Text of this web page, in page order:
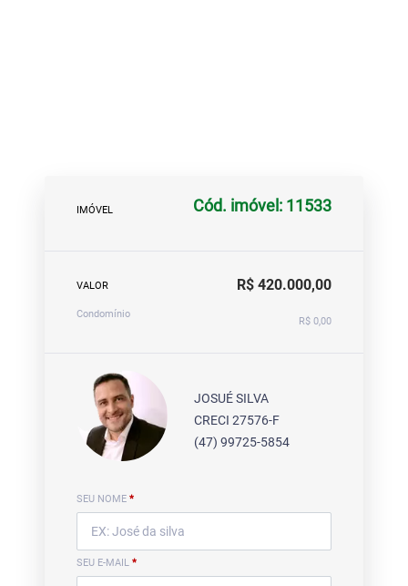
IMÓVEL Cód. imóvel: 11533
VALOR R$ 420.000,00
Condomínio
R$ 0,00
JOSUÉ SILVA
CRECI 27576-F
(47) 99725-5854
SEU NOME *
SEU E-MAIL *